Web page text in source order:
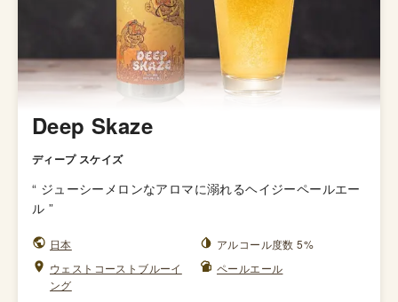
Deep Skaze
ディープ スケイズ
“ ジューシーメロンなアロマに溺れるヘイジーペールエー
ル ”
日本
アルコール度数 5%
ウェストコーストブルーイ
ング
ペールエール